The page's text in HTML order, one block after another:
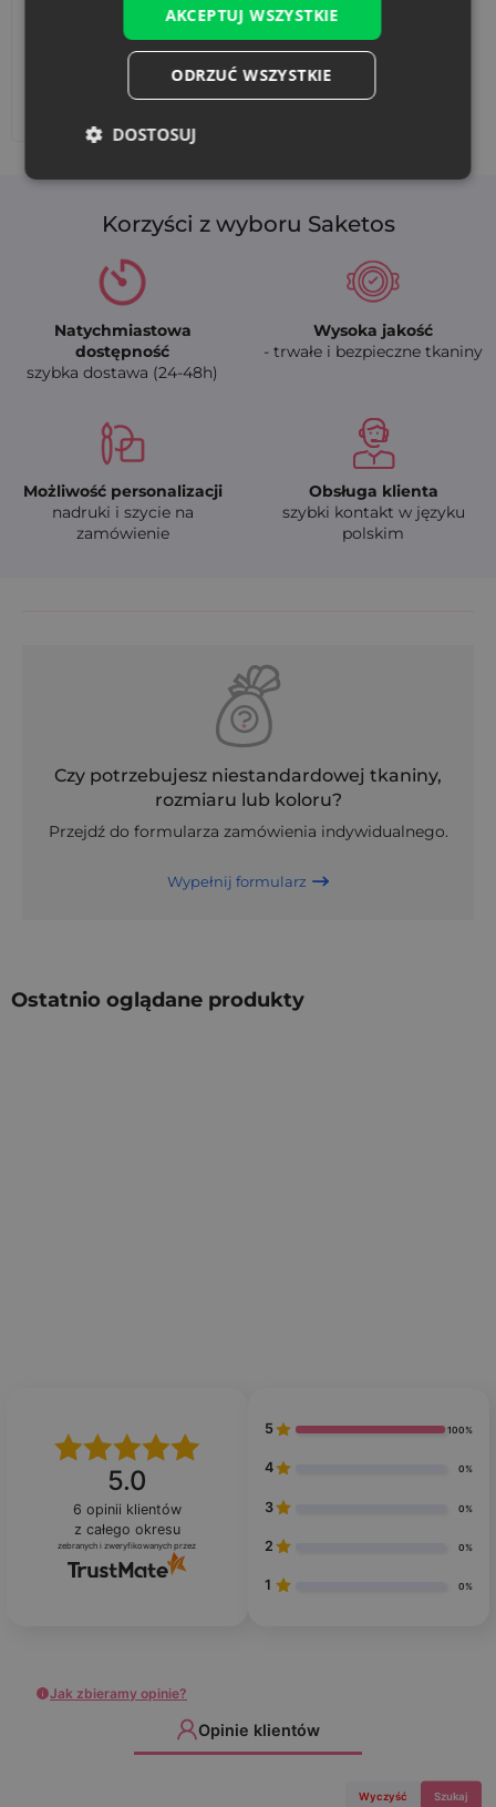
Korzyści z wyboru Saketos
Natychmiastowa
dostępność
szybka dostawa (24-48h)
Wysoka jakość
- trwałe i bezpieczne tkaniny
Możliwość personalizacji
nadruki i szycie na
zamówienie
Obsługa klienta
szybki kontakt w języku
polskim
Czy potrzebujesz niestandardowej tkaniny,
rozmiaru lub koloru?
Przejdź do formularza zamówienia indywidualnego.
Wypełnij formularz
Ostatnio oglądane produkty
5.0
6 opinii klientów
z całego okresu
zebranych i zweryfikowanych przez
5 100%
4 0%
3 0%
2 0%
1 0%
Jak zbieramy opinie?
Opinie klientów
Wyczyść Szukaj
AKCEPTUJ WSZYSTKIE
ODRZUĆ WSZYSTKIE
DOSTOSUJ